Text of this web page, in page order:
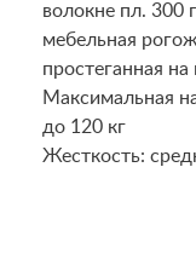
волокне пл. 300
мебельная
простеганная
Maксимальная
до 120 кг
Жесткость: